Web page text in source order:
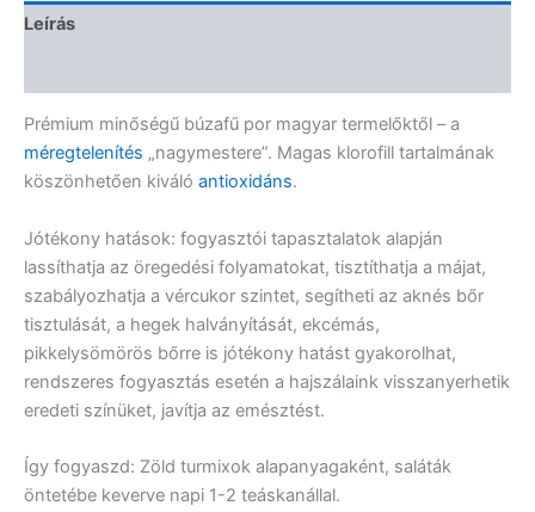
Leírás
Prémium minőségű búzafű por magyar termelőktől – a
méregtelenítés „nagymestere”. Magas klorofill tartalmának
köszönhetően kiváló antioxidáns.
Jótékony hatások: fogyasztói tapasztalatok alapján
lassíthatja az öregedési folyamatokat, tisztíthatja a májat,
szabályozhatja a vércukor szintet, segítheti az aknés bőr
tisztulását, a hegek halványítását, ekcémás,
pikkelysömörös bőrre is jótékony hatást gyakorolhat,
rendszeres fogyasztás esetén a hajszálaink visszanyerhetik
eredeti színüket, javítja az emésztést.
Így fogyaszd: Zöld turmixok alapanyagaként, saláták
öntetébe keverve napi 1-2 teáskanállal.